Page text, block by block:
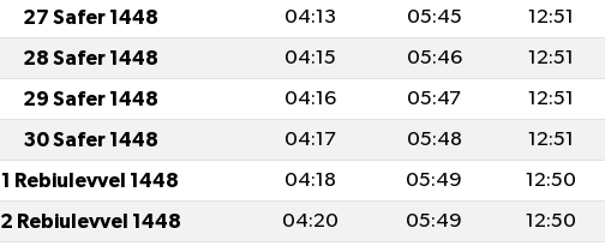
27 Safer 1448 04:13 05:45 12:51
28 Safer 1448 04:15 05:46 12:51
29 Safer 1448 04:16 05:47 12:51
30 Safer 1448 04:17 05:48 12:51
1 Rebiulevvel 1448 04:18 05:49 12:50
2 Rebiulevvel 1448 04:20 05:49 12:50